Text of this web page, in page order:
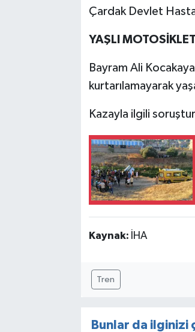
Çardak Devlet
YAŞLI
Bayram Ali
kurtarılamayarak
Kazayla ilgili
Kaynak: İHA
Tren
Bunlar da ilginizi